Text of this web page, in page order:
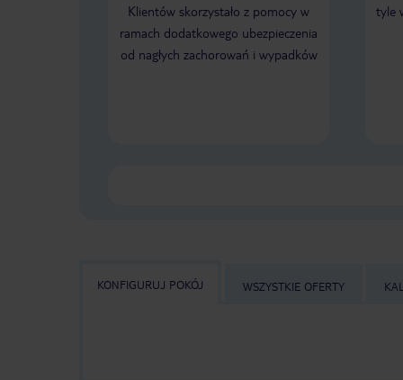
Klientów skorzystało z pomocy w
ramach dodatkowego ubezpieczenia
od nagłych zachorowań i wypadków
tyle
KONFIGURUJ POKÓJ WSZYSTKIE OFERTY